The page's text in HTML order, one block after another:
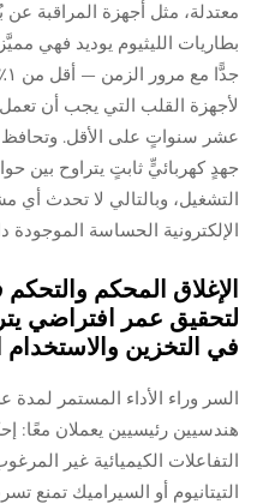
معتدلة، مثل أجهزة المراقبة عن
بطاريات الليثيوم يوديد فهي
لأجهزة القلب التي يجب أن
عشر سنواتٍ على الأقل. وتحافظ
التشغيل، وبالتالي لا تحدث أي
الإلكترونية الحساسة الموجودة
الإغلاق المحكم
في التخزين والاستخدام
السر وراء الأداء المستمر
هندسيين رئيسيين يعملان معًا:
التفاعلات الكيميائية غير
التيتانيوم أو السيراميك تمنع